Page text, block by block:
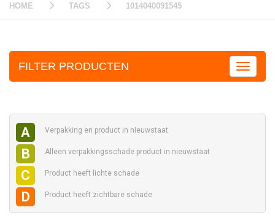
HOME TAGS 1014040091545
FILTER PRODUCTEN
A Verpakking en product in nieuwstaat
B Alleen verpakkingsschade product in nieuwstaat
C Product heeft lichte schade
D Product heeft zichtbare schade